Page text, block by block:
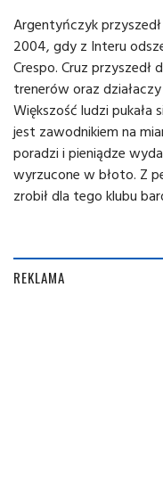
Argentyńczyk
2004, gdy z Interu
Crespo. Cruz przyszedł
trenerów oraz
Większość ludzi pukała
jest zawodnikiem na
poradzi i pieniądze
wyrzucone w błoto. Z
zrobił dla tego klubu
REKLAMA